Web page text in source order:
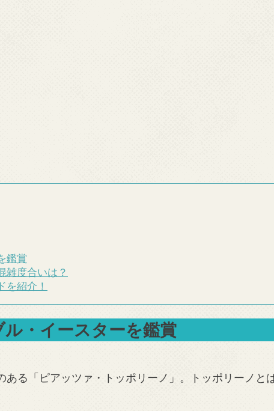
鑑賞
雑度合いは？
を紹介！
・イースターを鑑賞
る「ピアッツァ・トッポリーノ」。トッポリーノ